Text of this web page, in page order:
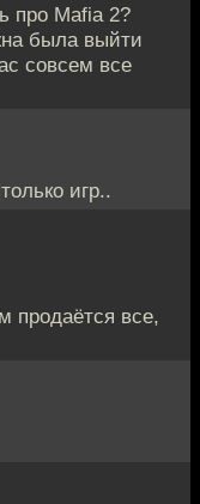
про Mafia 2?
была выйти
совсем все
игр..
продаётся все,